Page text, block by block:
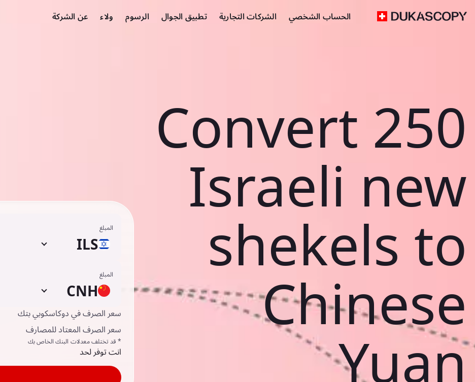
الحساب الشخصي الشركات التجارية تطبيق الجوال الرسوم ولاء عن الشركة
Convert 250
Israeli new
shekels to
Chinese
Yuan
المبلغ
ILS
المبلغ
CNH
سعر الصرف في دوكاسكوبي بتك
سعر الصرف المعتاد للمصارف
* قد تختلف معدلات البنك الخاص بك
انت توفر لحد